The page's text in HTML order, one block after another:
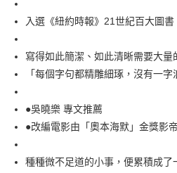
入選《紐約時報》21世紀百大圖書
寫得如此簡潔、如此清晰需要大量
「每個字句都精雕細琢，沒有一
●吳曉樂 專文推薦
●改編電影由「奧本海默」金獎影
種種微不足道的小事，便累積成了